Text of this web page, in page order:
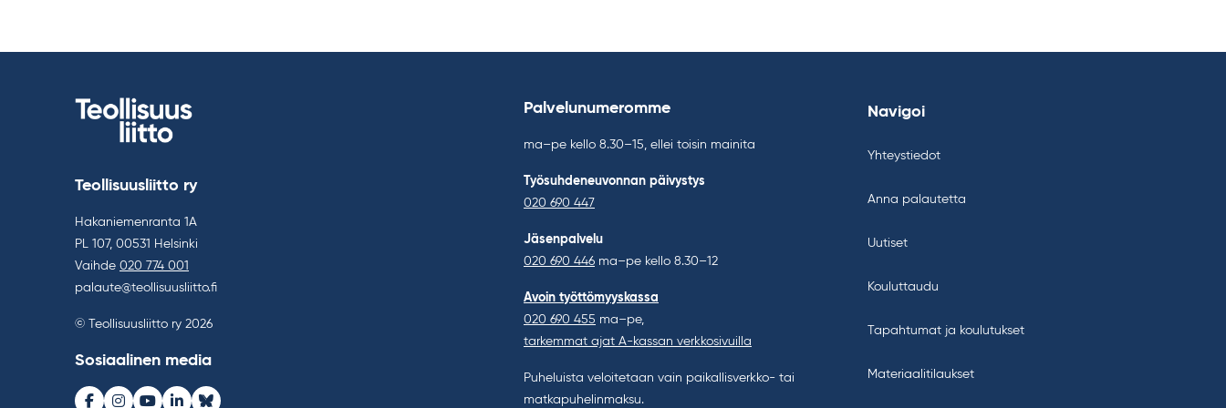
Teollisuusliitto ry
Hakaniemenranta 1A
PL 107, 00531 Helsinki
Vaihde 020 774 001
palaute@teollisuusliitto.fi
© Teollisuusliitto ry 2026
Sosiaalinen media
Palvelunumeromme
ma–pe kello 8.30–15, ellei toisin mainita
Työsuhdeneuvonnan päivystys
020 690 447
Jäsenpalvelu
020 690 446 ma–pe kello 8.30–12
Avoin työttömyyskassa
020 690 455 ma–pe,
tarkemmat ajat A-kassan verkkosivuilla
Puheluista veloitetaan vain paikallisverkko- tai
matkapuhelinmaksu.
Navigoi
Yhteystiedot
Anna palautetta
Uutiset
Kouluttaudu
Tapahtumat ja koulutukset
Materiaalitilaukset